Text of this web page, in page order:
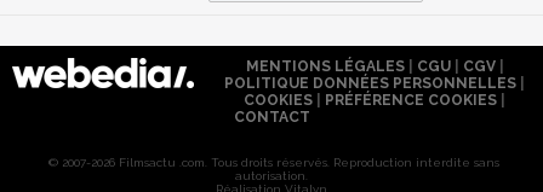
MENTIONS LÉGALES| CGU| CGV|
POLITIQUE DONNÉES PERSONNELLES
COOKIES
PRÉFÉRENCE COOKIES
CONTACT
© 2007-2026 Filmsactu .com. Tous droits réservés. Reproduction interdite sans
autorisation.
Réalisation Vitalyn